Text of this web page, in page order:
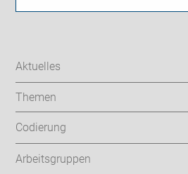
Aktuelles
Themen
Codierung
Arbeitsgruppen